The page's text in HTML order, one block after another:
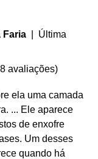
Faria | Última
avaliações)
ela uma camada
... Ele aparece
de enxofre
Um desses
quando há